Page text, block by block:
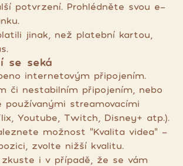
potvrzení. Prohlédněte svou e-
jinak, než platební kartou,
se seká
internetovým připojením.
či nestabilním připojením, nebo
používanými streamovacími
Youtube, Twitch, Disney+ atp.).
možnost "Kvalita videa" -
zvolte nižší kvalitu.
i v případě, že se vám